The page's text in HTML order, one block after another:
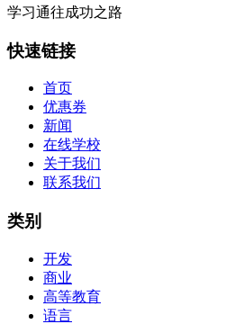
学习通往成功之路
快速链接
首页
优惠券
新闻
在线学校
关于我们
联系我们
类别
开发
商业
高等教育
语言